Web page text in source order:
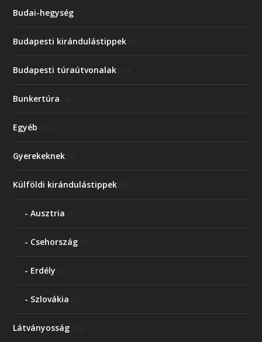
Budai-hegység
Budapesti kirándulástippek
Budapesti túraútvonalak
Bunkertúra
Egyéb
Gyerekeknek
Külföldi kirándulástippek
Ausztria
Csehország
Erdély
Szlovákia
Látványosság